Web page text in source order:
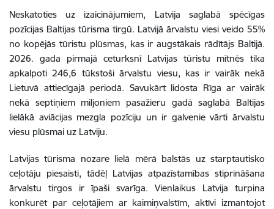
Neskatoties uz izaicinājumiem, Latvija saglabā spēcīgas
pozīcijas Baltijas tūrisma tirgū. Latvijā ārvalstu viesi veido 55%
no kopējās tūristu plūsmas, kas ir augstākais rādītājs Baltijā.
2026. gada pirmajā ceturksnī Latvijas tūristu mītnēs tika
apkalpoti 246,6 tūkstoši ārvalstu viesu, kas ir vairāk nekā
Lietuvā attiecīgajā periodā. Savukārt lidosta Rīga ar vairāk
nekā septiņiem miljoniem pasažieru gadā saglabā Baltijas
lielākā aviācijas mezgla pozīciju un ir galvenie vārti ārvalstu
viesu plūsmai uz Latviju.
Latvijas tūrisma nozare lielā mērā balstās uz starptautisko
ceļotāju piesaisti, tādēļ Latvijas atpazīstamības stiprināšana
ārvalstu tirgos ir īpaši svarīga. Vienlaikus Latvija turpina
konkurēt par ceļotājiem ar kaimiņvalstīm, aktīvi izmantojot